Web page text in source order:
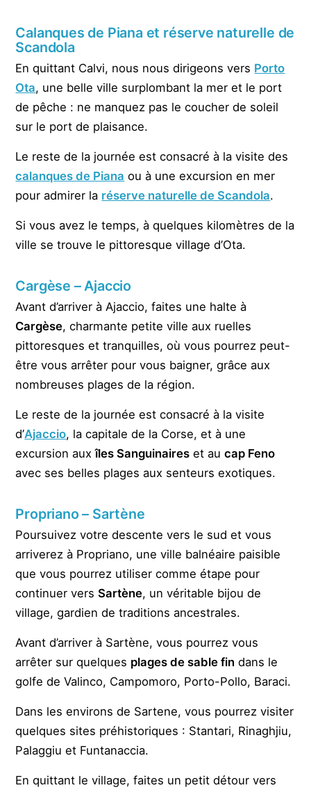
Calanques de Piana et réserve naturelle de
Scandola
En quittant Calvi, nous nous dirigeons vers Porto
Ota, une belle ville surplombant la mer et le port
de pêche : ne manquez pas le coucher de soleil
sur le port de plaisance.
Le reste de la journée est consacré à la visite des
calanques de Piana ou à une excursion en mer
pour admirer la réserve naturelle de Scandola.
Si vous avez le temps, à quelques kilomètres de la
ville se trouve le pittoresque village d’Ota.
Cargèse – Ajaccio
Avant d’arriver à Ajaccio, faites une halte à
Cargèse, charmante petite ville aux ruelles
pittoresques et tranquilles, où vous pourrez peut-
être vous arrêter pour vous baigner, grâce aux
nombreuses plages de la région.
Le reste de la journée est consacré à la visite
d’Ajaccio, la capitale de la Corse, et à une
excursion auxîles Sanguinaires et aucap Feno
avec ses belles plages aux senteurs exotiques.
Propriano – Sartène
Poursuivez votre descente vers le sud et vous
arriverez à Propriano, une ville balnéaire paisible
que vous pourrez utiliser comme étape pour
continuer versSartène, un véritable bijou de
village, gardien de traditions ancestrales.
Avant d’arriver à Sartène, vous pourrez vous
arrêter sur quelques plages de sable fin dans le
golfe de Valinco, Campomoro, Porto-Pollo, Baraci.
Dans les environs de Sartene, vous pourrez visiter
quelques sites préhistoriques : Stantari, Rinaghjiu,
Palaggiu et Funtanaccia.
En quittant le village, faites un petit détour vers